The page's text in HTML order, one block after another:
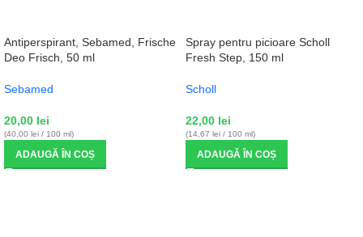
Antiperspirant, Sebamed, Frische
Deo Frisch, 50 ml
Sebamed
20,00 lei
(40,00 lei / 100 ml)
ADAUGĂ ÎN COȘ
Spray pentru picioare Scholl
Fresh Step, 150 ml
Scholl
22,00 lei
(14,67 lei / 100 ml)
ADAUGĂ ÎN COȘ